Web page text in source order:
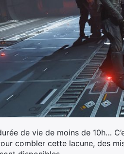
de vie de moins de 10h…
combler cette lacune, des